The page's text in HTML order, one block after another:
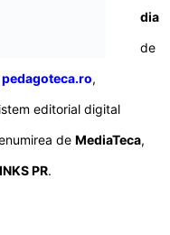
dia
de
pedagoteca.ro,
editorial digital
de MediaTeca,
PR.